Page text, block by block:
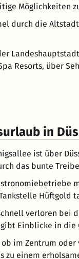
Möglichkeiten
durch die
Resorts, über
in
ist über
das bunte
Hüftgold
verloren bei
Einblicke in
im Zentrum
zu einem